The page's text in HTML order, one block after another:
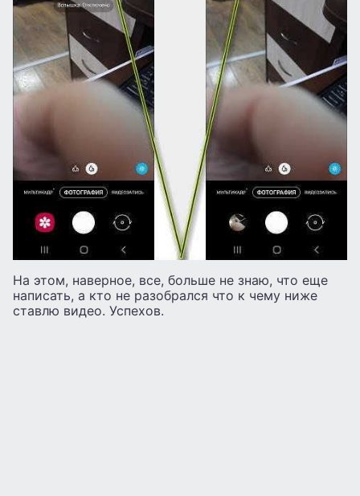
На этом, наверное, все, больше не знаю, что еще
написать, а кто не разобрался что к чему ниже
ставлю видео. Успехов.